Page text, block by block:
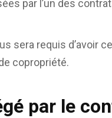
par l’un des
sera requis d’avoir
copropriété.
par le